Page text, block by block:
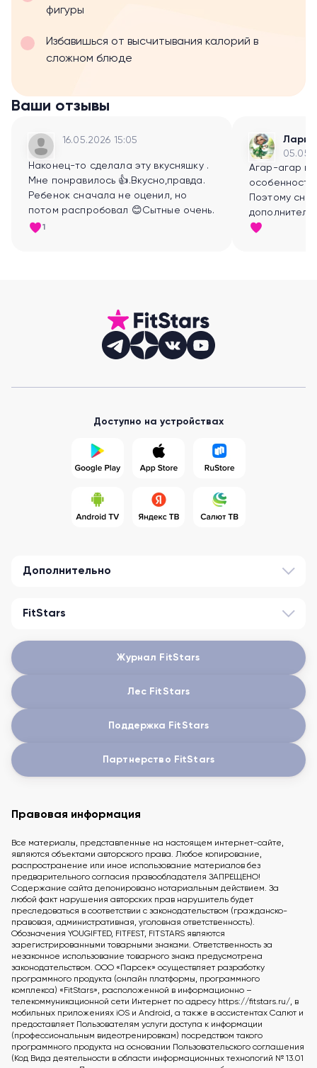
фигуры
Избавишься от высчитывания калорий в
сложном блюде
Ваши отзывы
16.05.2026 15:05
Наконец-то сделала эту вкусняшку .
Мне понравилось 👍.Вкусно,правда.
Ребенок сначала не оценил, но
потом распробовал 😊Сытные очень.
1
Агар-агар не
особенности
Поэтому
Доступно на устройствах
Дополнительно
FitStars
Журнал FitStars
Лес FitStars
Поддержка FitStars
Партнерство FitStars
Правовая информация
Все материалы, представленные на настоящем интернет-сайте,
являются объектами авторского права. Любое копирование,
распространение или иное использование материалов без
предварительного согласия правообладателя ЗАПРЕЩЕНО!
Содержание сайта депонировано нотариальным действием. За
любой факт нарушения авторских прав нарушитель будет
преследоваться в соответствии с законодательством (гражданско-
правовая, административная, уголовная ответственность).
Обозначения YOUGIFTED, FITFEST, FITSTARS являются
зарегистрированными товарными знаками. Ответственность за
незаконное использование товарного знака предусмотрена
законодательством. ООО «Парсек» осуществляет разработку
программного продукта (онлайн платформы, программного
комплекса) «FitStars», расположенной в информационно –
телекоммуникационной сети Интернет по адресу https://fitstars.ru/, в
мобильных приложениях iOS и Android, а также в ассистентах Салют и
предоставляет Пользователям услуги доступа к информации
(профессиональным видеотренировкам) посредством такого
программного продукта на основании Пользовательского соглашения
(Код Вида деятельности в области информационных технологий № 13.01